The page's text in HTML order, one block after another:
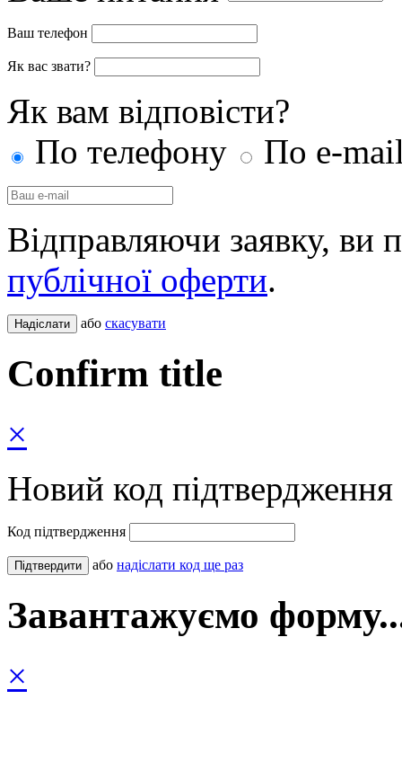
Ваш телефон
Як вас звати?
Як вам відповісти?
По телефону
По e-
Відправляючи заявку, ви
публічної оферти.
або скасувати
Confirm title
×
Новий код підтвердження
Код підтвердження
або надіслати код ще раз
Завантажуємо
×